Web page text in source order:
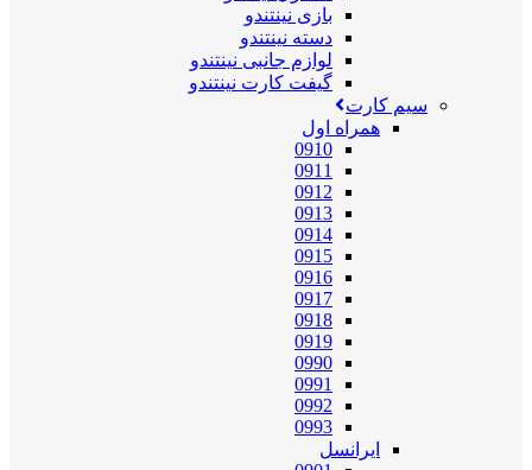
بازی نینتندو
دسته نینتندو
لوازم جانبی نینتندو
گیفت کارت نینتندو
سیم کارت
همراه اول
0910
0911
0912
0913
0914
0915
0916
0917
0918
0919
0990
0991
0992
0993
ایرانسل